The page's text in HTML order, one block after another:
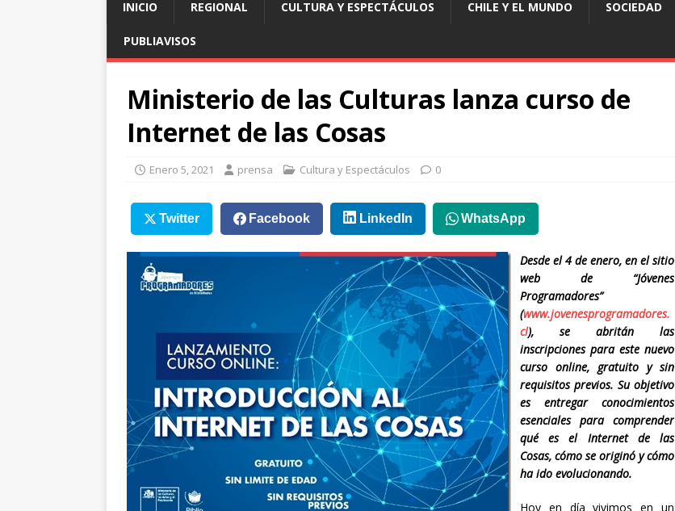
INICIO REGIONAL CULTURA Y ESPECTÁCULOS CHILE Y EL MUNDO SOCIEDAD
PUBLIAVISOS
Ministerio de las Culturas lanza curso de
Internet de las Cosas
Enero 5, 2021 prensa Cultura y Espectáculos 0
Twitter Facebook LinkedIn WhatsApp
Desde el 4 de enero, en el sitio
web de “Jóvenes
Programadores”
(www.jovenesprogramadores.
cl), se abritán las
inscripciones para este nuevo
curso online, gratuito y sin
requisitos previos. Su objetivo
es entregar conocimientos
esenciales para comprender
qué es el Internet de las
Cosas, cómo se originó y cómo
ha ido evolucionando.
Hoy en día vivimos en un